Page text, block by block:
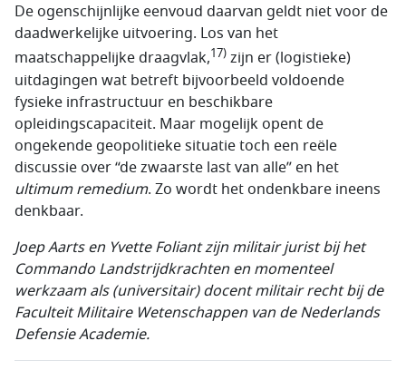
De ogenschijnlijke eenvoud daarvan geldt niet voor de
daadwerkelijke uitvoering. Los van het
maatschappelijke draagvlak,17) zijn er (logistieke)
uitdagingen wat betreft bijvoorbeeld voldoende
fysieke infrastructuur en beschikbare
opleidingscapaciteit. Maar mogelijk opent de
ongekende geopolitieke situatie toch een reële
discussie over “de zwaarste last van alle” en het
ultimum remedium. Zo wordt het ondenkbare ineens
denkbaar.
Joep Aarts en Yvette Foliant zijn militair jurist bij het
Commando Landstrijdkrachten en momenteel
werkzaam als (universitair) docent militair recht bij de
Faculteit Militaire Wetenschappen van de Nederlands
Defensie Academie.